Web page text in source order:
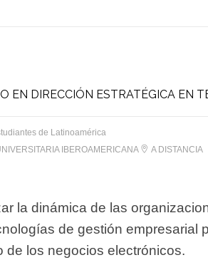
EN DIRECCIÓN ESTRATÉGICA EN
de Latinoamérica
IBEROAMERICANA
A DISTANCIA
la dinámica de las
de gestión empresarial
de los negocios electrónicos.